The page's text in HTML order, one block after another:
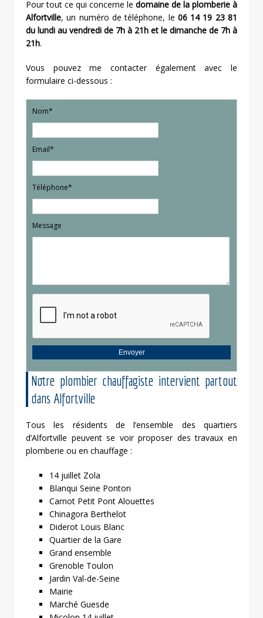
Pour tout ce qui concerne le domaine de la plomberie à
Alfortville, un numéro de téléphone, le 06 14 19 23 81
du lundi au vendredi de 7h à 21h et le dimanche de 7h à
21h.
Vous pouvez me contacter également avec le
formulaire ci-dessous :
Nom*
Email*
Téléphone*
Message
Notre plombier chauffagiste intervient partout
dans Alfortville
Tous les résidents de l’ensemble des quartiers
d’Alfortville peuvent se voir proposer des travaux en
plomberie ou en chauffage :
14 juillet Zola
Blanqui Seine Ponton
Carnot Petit Pont Alouettes
Chinagora Berthelot
Diderot Louis Blanc
Quartier de la Gare
Grand ensemble
Grenoble Toulon
Jardin Val-de-Seine
Mairie
Marché Guesde